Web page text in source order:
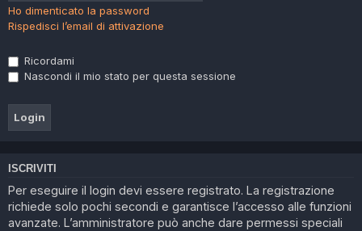
Ho dimenticato la password
Rispedisci l’email di attivazione
Ricordami
Nascondi il mio stato per questa sessione
ISCRIVITI
Per eseguire il login devi essere registrato. La registrazione
richiede solo pochi secondi e garantisce l’accesso alle funzioni
avanzate. L’amministratore può anche dare permessi speciali